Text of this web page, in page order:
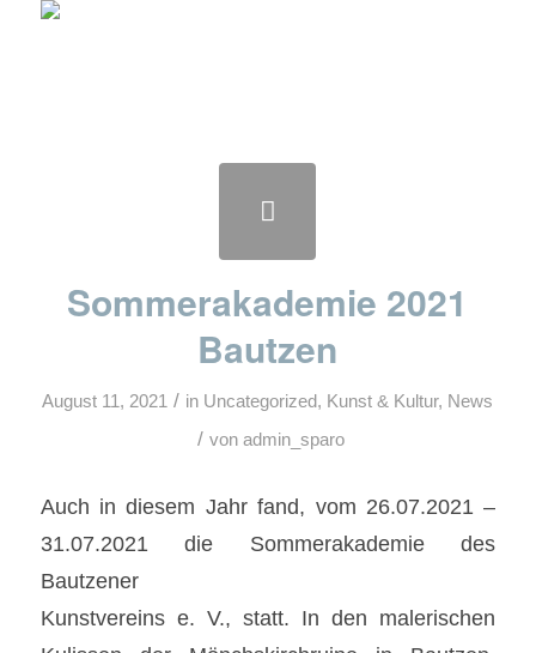
Sommerakademie 2021
Bautzen
August 11, 2021 / in Uncategorized, Kunst & Kultur, News
/ von admin_sparo
Auch in diesem Jahr fand, vom 26.07.2021 –
31.07.2021 die Sommerakademie des
Bautzener
Kunstvereins e. V., statt. In den malerischen